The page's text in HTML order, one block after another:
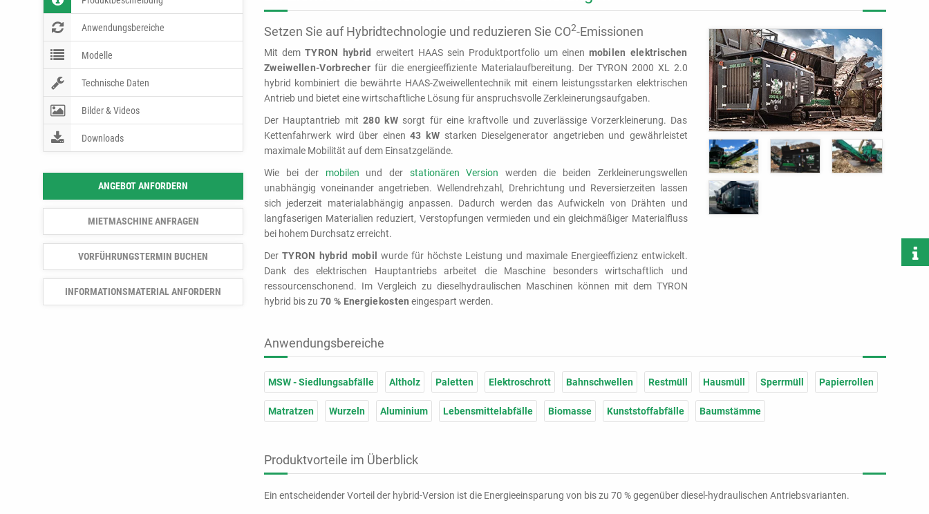
Anwendungsbereiche
Modelle
Technische Daten
Bilder & Videos
Downloads
ANGEBOT ANFORDERN
MIETMASCHINE ANFRAGEN
VORFÜHRUNGSTERMIN BUCHEN
INFORMATIONSMATERIAL ANFORDERN
Setzen Sie auf Hybridtechnologie und reduzieren Sie CO2-Emissionen
Mit dem TYRON hybrid erweitert HAAS sein Produktportfolio um einen mobilen elektrischen
Zweiwellen-Vorbrecher für die energieeffiziente Materialaufbereitung. Der TYRON 2000 XL 2.0
hybrid kombiniert die bewährte HAAS-Zweiwellentechnik mit einem leistungsstarken elektrischen
Antrieb und bietet eine wirtschaftliche Lösung für anspruchsvolle Zerkleinerungsaufgaben.
Der Hauptantrieb mit 280 kW sorgt für eine kraftvolle und zuverlässige Vorzerkleinerung. Das
Kettenfahrwerk wird über einen 43 kW starken Dieselgenerator angetrieben und gewährleistet
maximale Mobilität auf dem Einsatzgelände.
Wie bei der mobilen und der stationären Version werden die beiden Zerkleinerungswellen
unabhängig voneinander angetrieben. Wellendrehzahl, Drehrichtung und Reversierzeiten lassen
sich jederzeit materialabhängig anpassen. Dadurch werden das Aufwickeln von Drähten und
langfaserigen Materialien reduziert, Verstopfungen vermieden und ein gleichmäßiger Materialfluss
bei hohem Durchsatz erreicht.
Der TYRON hybrid mobil
wurde für höchste Leistung und maximale Energieeffizienz entwickelt.
Dank des elektrischen Hauptantriebs arbeitet die Maschine besonders wirtschaftlich und
ressourcenschonend. Im Vergleich zu dieselhydraulischen Maschinen können mit dem TYRON
hybrid bis zu 70 % Energiekosten eingespart werden.
Anwendungsbereiche
MSW - Siedlungsabfälle Altholz Paletten Elektroschrott Bahnschwellen Restmüll Hausmüll Sperrmüll Papierrollen
Matratzen Wurzeln Aluminium Lebensmittelabfälle Biomasse Kunststoffabfälle Baumstämme
Produktvorteile im Überblick
Ein entscheidender Vorteil der hybrid-Version ist die Energieeinsparung von bis zu 70 % gegenüber diesel-hydraulischen Antriebsvarianten.